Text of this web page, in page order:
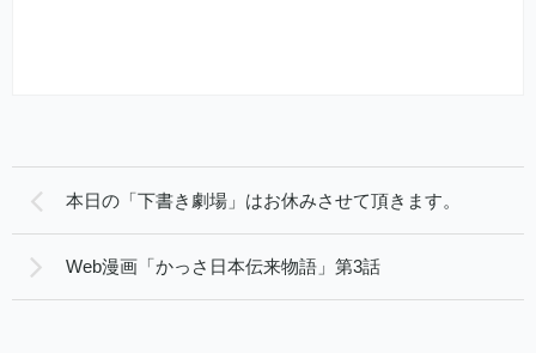
本日の「下書き劇場」はお休みさせて頂きます。
Web漫画「かっさ日本伝来物語」第3話